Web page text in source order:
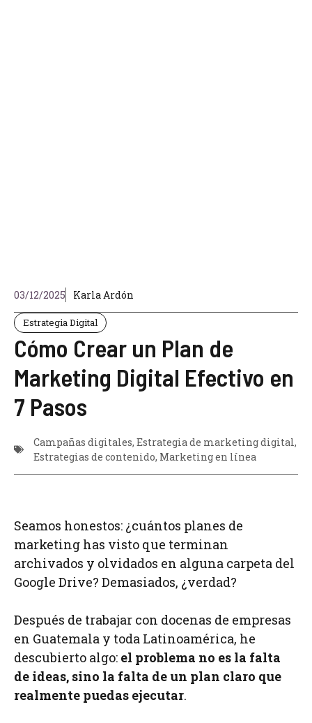
03/12/2025 Karla Ardón
Estrategia Digital
Cómo Crear un Plan de
Marketing Digital Efectivo en
7 Pasos
Campañas digitales, Estrategia de marketing digital,
Estrategias de contenido, Marketing en línea
Seamos honestos: ¿cuántos planes de
marketing has visto que terminan
archivados y olvidados en alguna carpeta del
Google Drive? Demasiados, ¿verdad?
Después de trabajar con docenas de empresas
en Guatemala y toda Latinoamérica, he
descubierto algo: el problema no es la falta
de ideas, sino la falta de un plan claro que
realmente puedas ejecutar.